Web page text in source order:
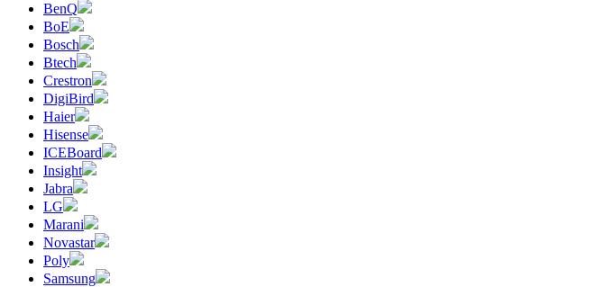
BenQ
BoE
Bosch
Btech
Crestron
DigiBird
Haier
Hisense
ICEBoard
Insight
Jabra
LG
Marani
Novastar
Poly
Samsung